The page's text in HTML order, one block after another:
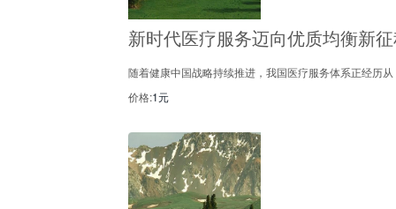
新时代医疗服务迈向优质均衡新
随着健康中国战略持续推进，我国医疗服务体系正经历从
价格:1元